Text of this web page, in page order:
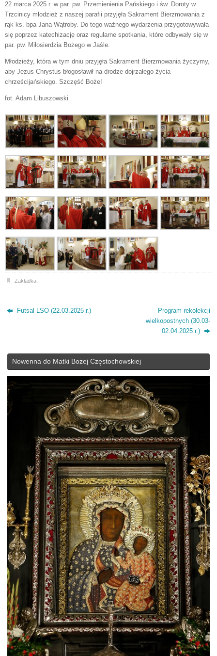
22 marca 2025 r. w par. pw. Przemienienia Pańskiego i św. Doroty w
Trzcinicy młodzież z naszej parafii przyjęła Sakrament Bierzmowania z
rąk ks. bpa Jana Wątroby. Do tego ważnego wydarzenia przygotowywała
się poprzez katechizację oraz regularne spotkania, które odbywały się w
par. pw. Miłosierdzia Bożego w Jaśle.
Młodzieży, która w tym dniu przyjęła Sakrament Bierzmowania życzymy,
aby Jezus Chrystus błogosławił na drodze dojrzałego życia
chrześcijańskiego. Szczęść Boże!
fot. Adam Libuszowski
Zakładka.
Futsal LSO (22.03.2025 r.)
Program rekolekcji
wielkopostnych (30.03-
02.04.2025 r.)
Nowenna do Matki Bożej Częstochowskiej